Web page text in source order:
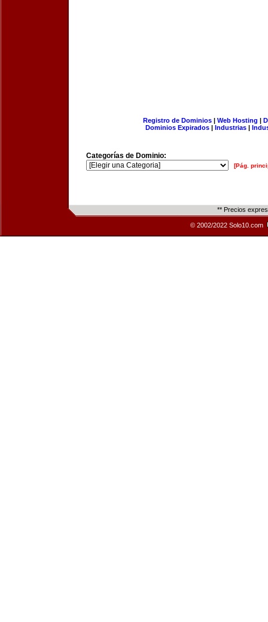
Registro de Dominios| Web Hosting |
Dominios Expirados | Industrias |
Categorías de Dominio:
[Pág.
** Precios
© 2002/2022 Solo10.com